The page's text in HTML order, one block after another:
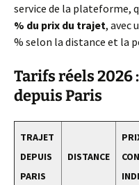
service de la plateforme,
% du prix du trajet, avec
% selon la distance et la
Tarifs réels 2026
depuis Paris
TRAJET
DEPUIS
PARIS
DISTANCE